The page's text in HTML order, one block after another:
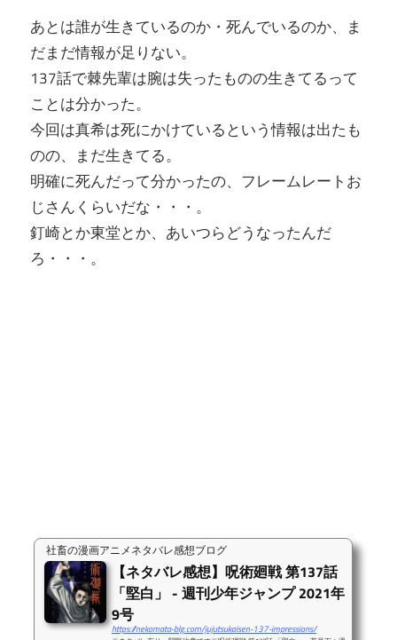
あとは誰が生きているのか・死んでいるのか、ま
だまだ情報が足りない。
137話で棘先輩は腕は失ったものの生きてるって
ことは分かった。
今回は真希は死にかけているという情報は出たも
のの、まだ生きてる。
明確に死んだって分かったの、フレームレートお
じさんくらいだな・・・。
釘崎とか東堂とか、あいつらどうなったんだ
ろ・・・。
社畜の漫画アニメネタバレ感想ブログ
【ネタバレ感想】呪術廻戦 第137話
「堅白」 - 週刊少年ジャンプ 2021年
9号
https://nekomata-blg.com/jujutsukaisen-137-impressions/